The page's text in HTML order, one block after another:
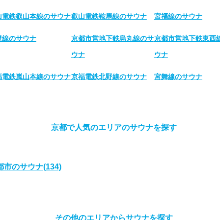
電鉄叡山本線のサウナ叡山電鉄鞍馬線のサウナ 宮福線のサウナ
線のサウナ 京都市営地下鉄烏丸線のサ
ウナ
京都市営地下鉄東西
ウナ
電鉄嵐山本線のサウナ京福電鉄北野線のサウナ 宮舞線のサウナ
京都で人気のエリアのサウナを探す
市のサウナ(134)
その他のエリアからサウナを探す